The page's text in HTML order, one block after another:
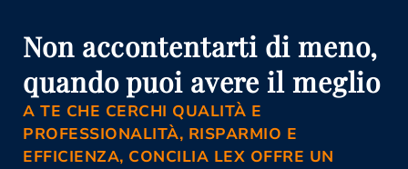
Mediazione Civile E Commerciale
Caserta
Mediazione Obbligatoria Caserta
Non accontentarti di meno,
quando puoi avere il meglio
A TE CHE CERCHI QUALITÀ E
PROFESSIONALITÀ, RISPARMIO E
EFFICIENZA, CONCILIA LEX OFFRE UN